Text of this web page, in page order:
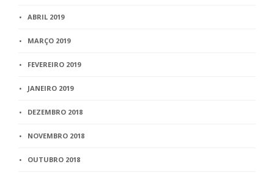
ABRIL 2019
MARÇO 2019
FEVEREIRO 2019
JANEIRO 2019
DEZEMBRO 2018
NOVEMBRO 2018
OUTUBRO 2018